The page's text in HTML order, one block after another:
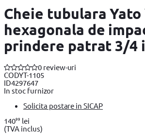
Cheie tubulara Yato
hexagonala de
prindere patrat 3/4
0 review-uri
CODYT-1105
ID4297647
In stoc furnizor
Solicita postare in SICAP
14099 lei
(TVA inclus)